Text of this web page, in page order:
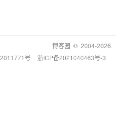
博客园 © 2004-2026
号
浙ICP备2021040463号-3